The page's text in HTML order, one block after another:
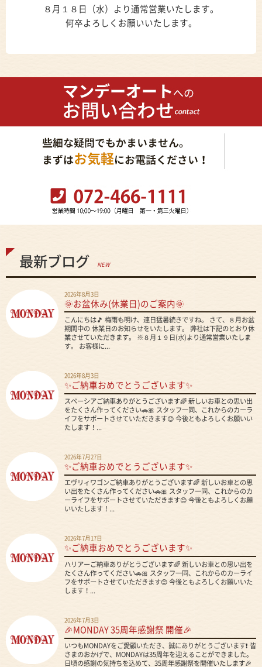
８月１８日（水）より通常営業いたします。
何卒よろしくお願いいたします。
最新ブログ NEW
2026年8月3日
🌞お盆休み(休業日)のご案内🌞
こんにちは🎵 梅雨も明け、連日猛暑続きですね。 さて、８月お盆
期間中の 休業日のお知らせをいたします。 弊社は下記のとおり休
業させていただきます。 ※８月１９日(水)より通常営業いたしま
す。 お客様に...
2026年8月3日
✨ご納車おめでとうございます✨
スペーシアご納車ありがとうございます🌈 新しいお車との思い出
をたくさん作ってください🚗🎀 スタッフ一同、これからのカーラ
イフをサポートさせていただきます😊 今後ともよろしくお願いい
たします！...
2026年7月27日
✨ご納車おめでとうございます✨
エヴリィワゴンご納車ありがとうございます🌈 新しいお車との思
い出をたくさん作ってください🚗🎀 スタッフ一同、これからのカ
ーライフをサポートさせていただきます😊 今後ともよろしくお願
いいたします！...
2026年7月17日
✨ご納車おめでとうございます✨
ハリアーご納車ありがとうございます🌈 新しいお車との思い出を
たくさん作ってください🚗🎀 スタッフ一同、これからのカーライ
フをサポートさせていただきます😊 今後ともよろしくお願いいた
します！...
2026年7月3日
🎉MONDAY 35周年感謝祭 開催🎉
いつもMONDAYをご愛顧いただき、誠にありがとうございます❗ 皆
さまのおかげで、MONDAYは35周年を迎えることができました。
日頃の感謝の気持ちを込めて、35周年感謝祭を開催いたします🎉